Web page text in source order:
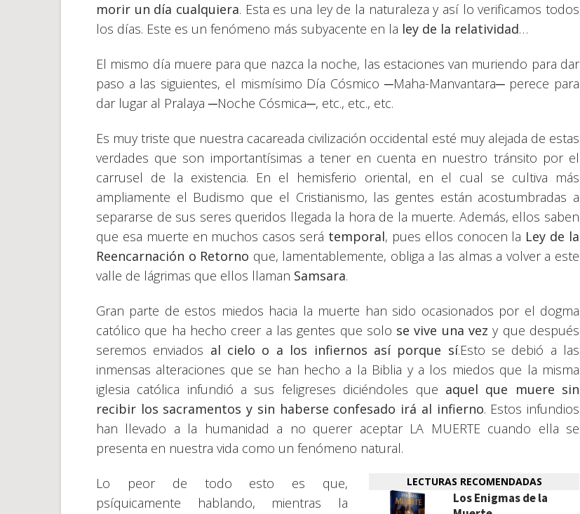
morir un día cualquiera. Esta es una ley de la naturaleza y así lo verificamos todos
los días. Este es un fenómeno más subyacente en la ley de la relatividad…
El mismo día muere para que nazca la noche, las estaciones van muriendo para dar
paso a las siguientes, el mismísimo Día Cósmico ─Maha-Manvantara─ perece para
dar lugar al Pralaya ─Noche Cósmica─, etc., etc., etc.
Es muy triste que nuestra cacareada civilización occidental esté muy alejada de estas
verdades que son importantísimas a tener en cuenta en nuestro tránsito por el
carrusel de la existencia. En el hemisferio oriental, en el cual se cultiva más
ampliamente el Budismo que el Cristianismo, las gentes están acostumbradas a
separarse de sus seres queridos llegada la hora de la muerte. Además, ellos saben
que esa muerte en muchos casos será temporal, pues ellos conocen la Ley de la
Reencarnación o Retorno que, lamentablemente, obliga a las almas a volver a este
valle de lágrimas que ellos llaman Samsara.
Gran parte de estos miedos hacia la muerte han sido ocasionados por el dogma
católico que ha hecho creer a las gentes que solo se vive una vez y que después
seremos enviados al cielo o a los infiernos así porque sí.Esto se debió a las
inmensas alteraciones que se han hecho a la Biblia y a los miedos que la misma
iglesia católica infundió a sus feligreses diciéndoles que aquel que muere sin
recibir los sacramentos y sin haberse confesado irá al infierno. Estos infundios
han llevado a la humanidad a no querer aceptar LA MUERTE cuando ella se
presenta en nuestra vida como un fenómeno natural.
LECTURAS RECOMENDADAS
Los Enigmas de la
Lo peor de todo esto es que,
psíquicamente hablando, mientras la